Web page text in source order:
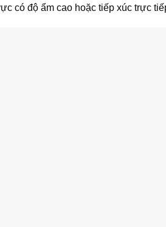
có độ ẩm cao hoặc tiếp xúc trực